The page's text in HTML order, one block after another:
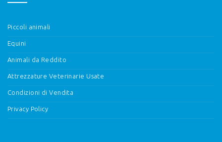
Piccoli animali
Equini
Animali da Reddito
Attrezzature Veterinarie Usate
Condizioni di Vendita
Privacy Policy